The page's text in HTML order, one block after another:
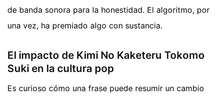
de banda sonora para la honestidad. El algoritmo, por
una vez, ha premiado algo con sustancia.
El impacto de Kimi No Kaketeru Tokomo
Suki en la cultura pop
Es curioso cómo una frase puede resumir un cambio